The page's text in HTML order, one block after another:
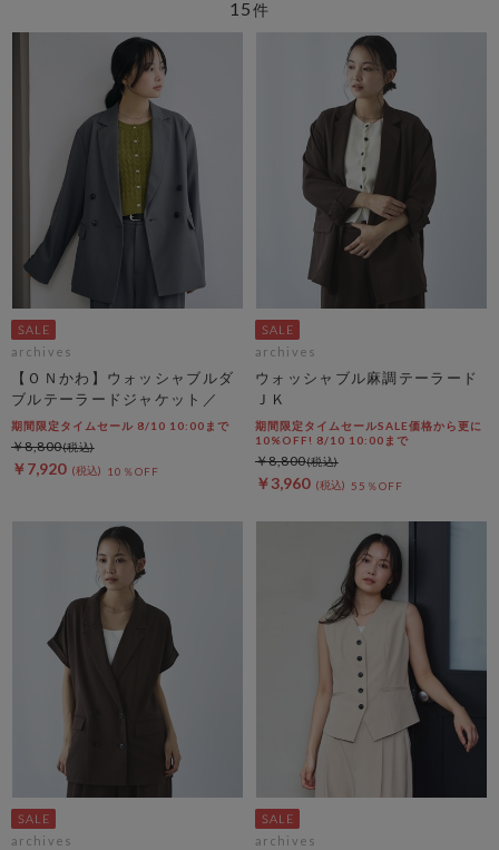
15件
archives
【ＯＮかわ】ウォッシャブルダ
ブルテーラードジャケット／
期間限定タイムセール 8/10 10:00まで
￥7,920 10％OFF
￥8,800
archives
ウォッシャブル麻調テーラード
ＪＫ
期間限定タイムセールSALE価格から更に
10%OFF! 8/10 10:00まで
￥3,960 55％OFF
￥8,800
archives archives